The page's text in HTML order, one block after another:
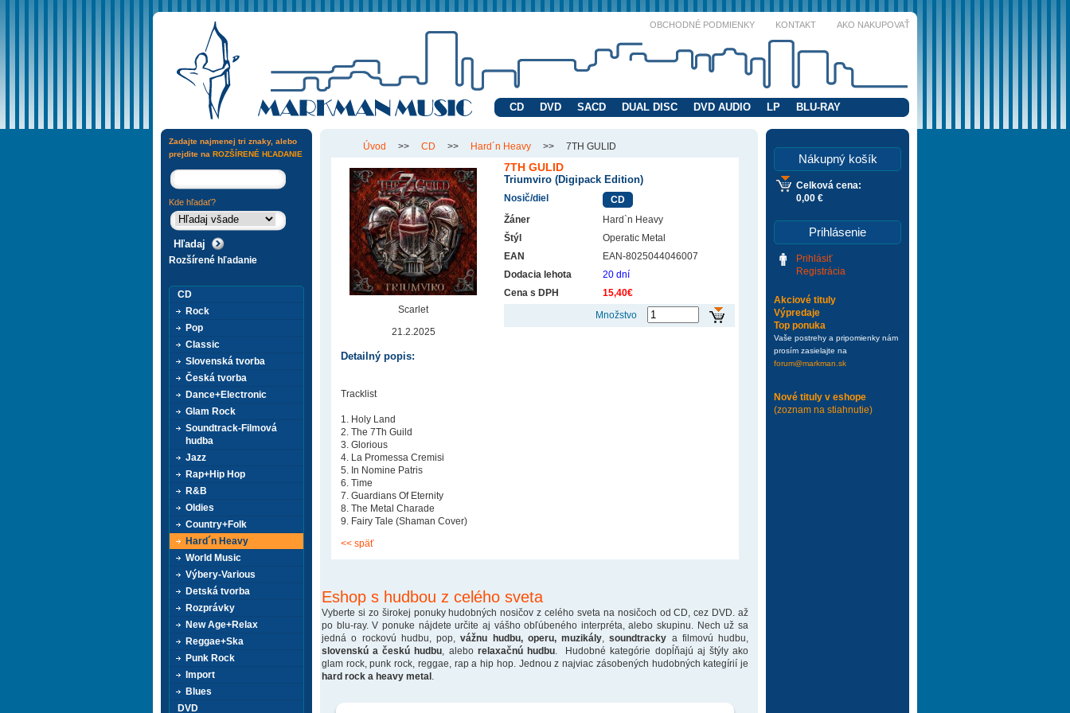
OBCHODNÉ PODMIENKY KONTAKT AKO NAKUPOVAŤ
CD DVD SACD DUAL DISC DVD AUDIO LP BLU-RAY
Úvod >> CD >> Hard´n Heavy >> 7TH GULID
Scarlet
21.2.2025
7TH GULID
Triumviro (Digipack Edition)
Nosič/diel
CD
Žáner
Hard`n Heavy
Štýl
Operatic Metal
EAN
EAN-8025044046007
Dodacia lehota
20 dní
Cena s DPH
15,40€
Množstvo
Detailný popis:
Tracklist
1. Holy Land
2. The 7Th Guild
3. Glorious
4. La Promessa Cremisi
5. In Nomine Patris
6. Time
7. Guardians Of Eternity
8. The Metal Charade
9. Fairy Tale (Shaman Cover)
<< späť
Eshop s hudbou z celého sveta
Vyberte si zo širokej ponuky hudobných nosičov z celého sveta na nosičoch od CD, cez DVD. až
po blu-ray. V ponuke nájdete určite aj vášho obľúbeného interpréta, alebo skupinu. Nech už sa
jedná o rockovú hudbu, pop,vážnu hudbu, operu, muzikály ,soundtracky a filmovú hudbu,
slovenskú a českú hudbu , alebo relaxačnú hudbu. Hudobné kategórie dopĺňajú aj štýly ako
glam rock, punk rock, reggae, rap a hip hop. Jednou z najviac zásobených hudobných kategírií je
hard rock a heavy metal
Nákupný košík
Celková cena:
0,00 €
Prihlásenie
Prihlásiť
Registrácia
Akciové tituly
Výpredaje
Top ponuka
Vaše postrehy a pripomienky nám
prosím zasielajte na
forum@markman.sk
Nové tituly v eshope
(zoznam na stiahnutie)
Zadajte najmenej tri znaky, alebo
prejdite na ROZŠÍRENÉ HĽADANIE
Kde hľadať?
Rozšírené hľadanie
CD
Rock
Pop
Classic
Slovenská tvorba
Česká tvorba
Dance+Electronic
Glam Rock
Soundtrack-Filmová
hudba
Jazz
Rap+Hip Hop
R&B
Oldies
Country+Folk
Hard´n Heavy
World Music
Výbery-Various
Detská tvorba
Rozprávky
New Age+Relax
Reggae+Ska
Punk Rock
Import
Blues
DVD